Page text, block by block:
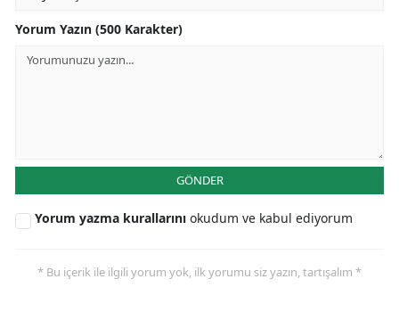
Yorum Yazın (500 Karakter)
GÖNDER
Yorum yazma kurallarını okudum ve kabul ediyorum
* Bu içerik ile ilgili yorum yok, ilk yorumu siz yazın, tartışalım *